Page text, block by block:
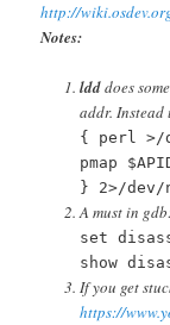
http://
Notes:
ldddoes
addr. Instead
{ perl >/
pmap
} 2>/
A must in
set
show
If you get
https://